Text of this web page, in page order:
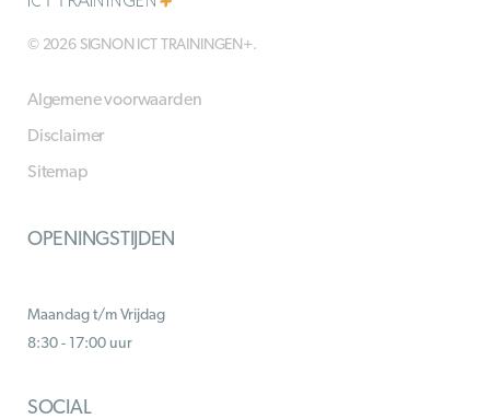
© 2026 SIGNON ICT TRAININGEN+.
Algemene voorwaarden
Disclaimer
Sitemap
OPENINGSTIJDEN
Maandag t/m Vrijdag
8:30 - 17:00 uur
SOCIAL